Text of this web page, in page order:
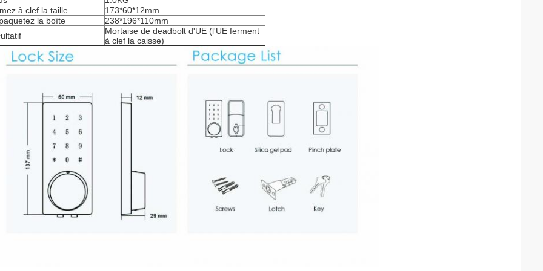
à clef la taille
173*60*12mm
la boîte
238*196*110mm
Mortaise de deadbolt d'UE (l'UE ferment
à clef la caisse)